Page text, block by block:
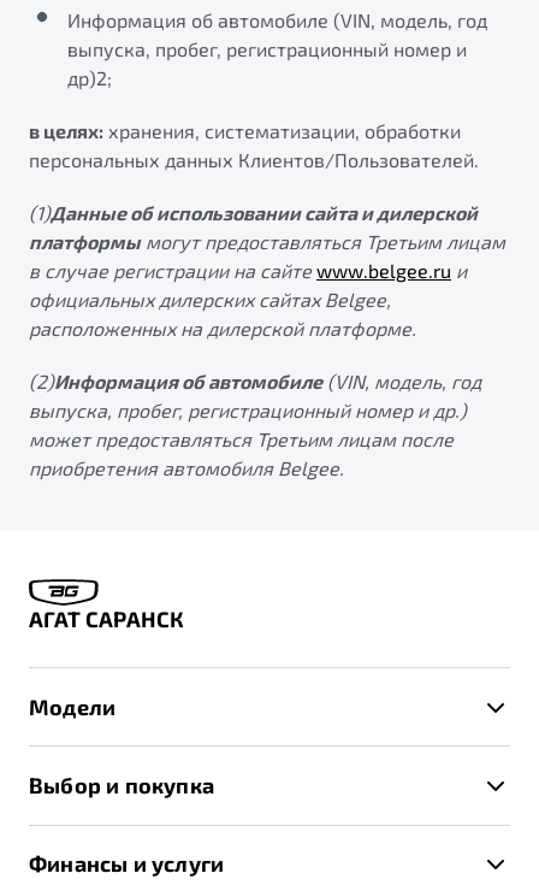
Информация об автомобиле (VIN, модель, год
выпуска, пробег, регистрационный номер и
др)2;
в целях: хранения, систематизации, обработки
персональных данных Клиентов/Пользователей.
(1)Данные об использовании сайта и дилерской
платформымогут предоставляться Третьим лицам
в случае регистрации на сайте www.belgee.ru и
официальных дилерских сайтах Belgee,
расположенных на дилерской платформе.
(2)Информация об автомобиле(VIN, модель, год
выпуска, пробег, регистрационный номер и др.)
может предоставляться Третьим лицам после
приобретения автомобиля Belgee.
АГАТ САРАНСК
Модели
X70
Выбор и покупка
Финансы и услуги